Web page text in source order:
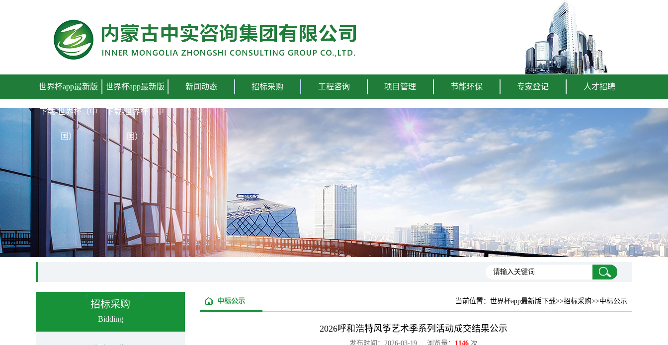
世界杯app最新版
下载-世界杯（中
国）
世界杯app最新版
下载-世界杯（中
国）
新闻动态 招标采购 工程咨询 项目管理 节能环保 专家登记 人才招聘
招标采购
Bidding
当前位置： 世界杯app最新版下载>>招标采购>>中标公示
中标公示
2026呼和浩特风筝艺术季系列活动成交结果公示
发布时间：2026-03-19 浏览量： 1146 次